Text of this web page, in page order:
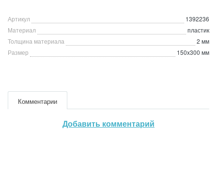
Артикул
1392236
Материал
пластик
Толщина материала
2 мм
Размер
150x300 мм
Комментарии
Добавить комментарий